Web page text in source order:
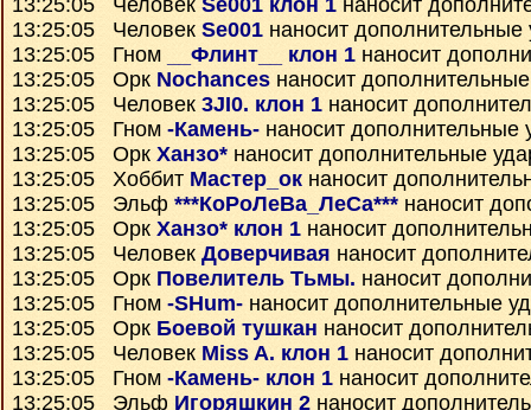
13:25:05 Человек Se001 клон 1 наносит
13:25:05 Человек Se001 наносит дополнительные
13:25:05 Гном
__Флинт__ клон 1 наносит
13:25:05 Орк Nochances наносит
13:25:05 Человек 3JI0. клон 1 наносит
13:25:05 Гном -Камень- наносит дополнительные
13:25:05 Орк Ханзо* наносит дополнительные
13:25:05 Хоббит Мастер_ок наносит
13:25:05 Эльф ***КоРоЛеВа_ЛеСа*** наносит
13:25:05 Орк Ханзо* клон 1 наносит
13:25:05 Человек Доверчивая наносит
13:25:05 Орк Повелитель Тьмы. наносит
13:25:05 Гном -SHum- наносит дополнительные
13:25:05 Орк Боевой тушкан наносит
13:25:05 Человек Miss A. клон 1 наносит
13:25:05 Гном -Камень- клон 1 наносит
13:25:05 Эльф Игоряшкин 2 наносит